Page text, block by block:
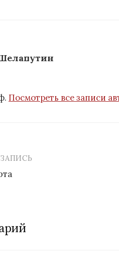
Посмотреть все записи